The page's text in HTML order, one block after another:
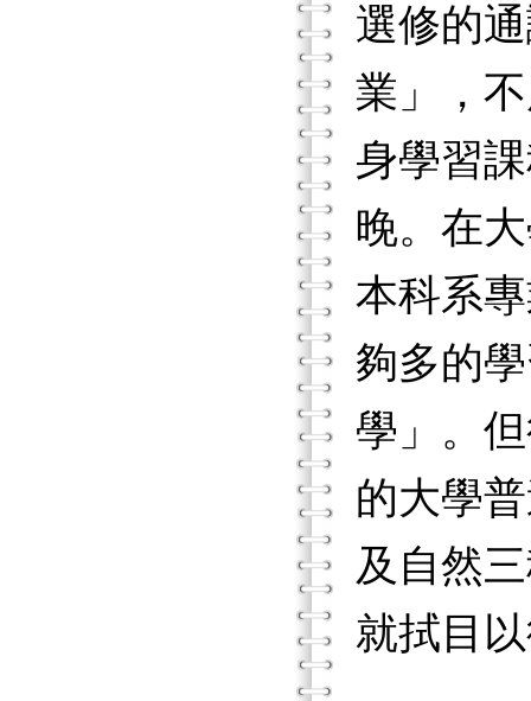
選修的
業」，
身學習
晚。在
本科系
夠多的
學」。
的大學
及自然
就拭目